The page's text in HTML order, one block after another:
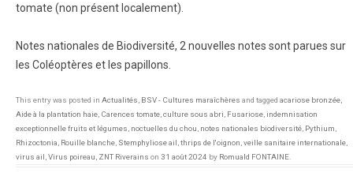
tomate (non présent localement).
Notes nationales de Biodiversité, 2 nouvelles notes sont parues sur
les Coléoptères et les papillons.
This entry was posted in Actualités BSV - Cultures maraîchères and tagged acariose bronzée
Aide à la plantation haie Carences tomate culture sous abri Fusariose indemnisation
exceptionnelle fruits et légumes noctuelles du chou notes nationales biodiversité Pythium
Rhizoctonia Rouille blanche Stemphyliose ail thrips de l'oignon veille sanitaire internationale
virus ail Virus poireau ZNT Riverains on 31 août 2024 by Romuald FONTAINE